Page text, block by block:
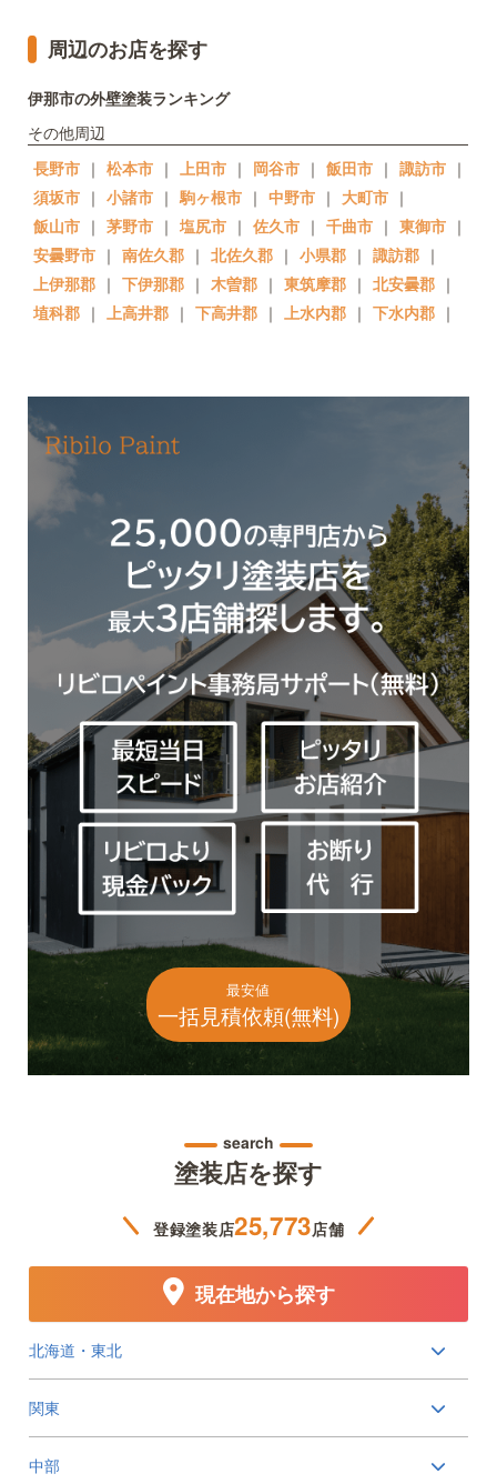
周辺のお店を探す
伊那市の外壁塗装ランキング
その他周辺
長野市 ｜ 松本市 ｜ 上田市 ｜ 岡谷市 ｜ 飯田市 ｜ 諏訪市 ｜
須坂市 ｜ 小諸市 ｜ 駒ヶ根市 ｜ 中野市 ｜ 大町市 ｜
飯山市 ｜ 茅野市 ｜ 塩尻市 ｜ 佐久市 ｜ 千曲市 ｜ 東御市 ｜
安曇野市 ｜ 南佐久郡 ｜ 北佐久郡 ｜ 小県郡 ｜ 諏訪郡 ｜
上伊那郡 ｜ 下伊那郡 ｜ 木曽郡 ｜ 東筑摩郡 ｜ 北安曇郡 ｜
埴科郡 ｜ 上高井郡 ｜ 下高井郡 ｜ 上水内郡 ｜ 下水内郡 ｜
最安値
一括見積依頼(無料)
search
塗装店を探す
登録塗装店25,773店舗
北海道・東北
関東
中部
現在地から探す